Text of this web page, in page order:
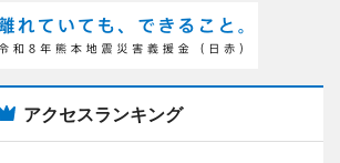
アクセスランキング